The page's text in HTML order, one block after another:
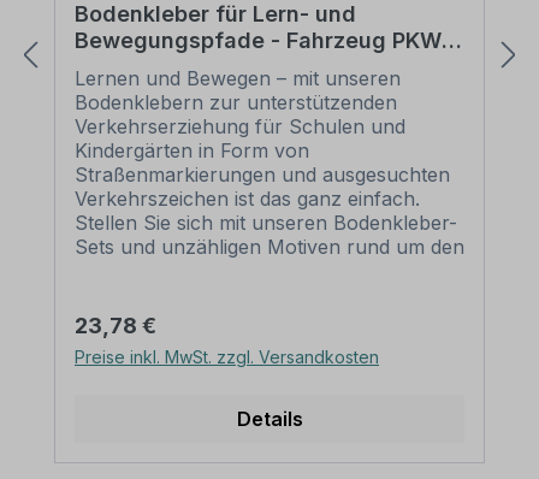
Bodenkleber für Lern- und
Bewegungspfade - Fahrzeug PKW
in drei Farbausführungen - BWP-02-
117 – Verkehrserziehung
Lernen und Bewegen – mit unseren
Bodenklebern zur unterstützenden
Verkehrserziehung für Schulen und
Kindergärten in Form von
Straßenmarkierungen und ausgesuchten
Verkehrszeichen ist das ganz einfach.
Stellen Sie sich mit unseren Bodenkleber-
Sets und unzähligen Motiven rund um den
Verkehrserziehungspfade zusammen. So
lernen Kinder spielerisch, wie sie sich im
Straßenverkehr verhalten sollen, die
nach StVO, und auch die Bewegung
Zusammenstellung und Umsetzung der
Regulärer Preis:
23,78 €
Preise inkl. MwSt. zzgl. Versandkosten
Details